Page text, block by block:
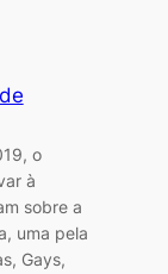
o
à
sobre a
uma pela
Gays,